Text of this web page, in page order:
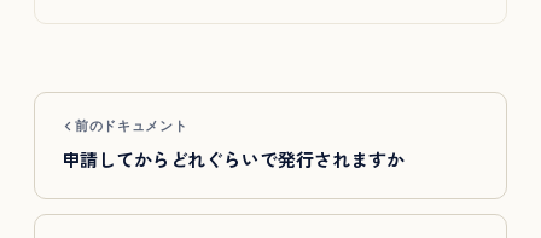
前のドキュメント
申請してからどれぐらいで発行されますか